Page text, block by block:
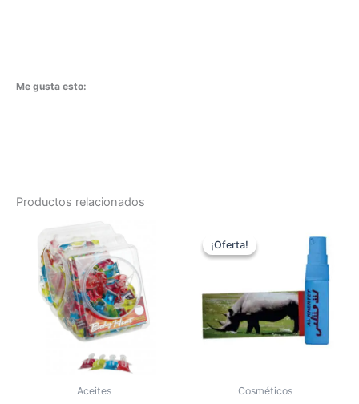
Me gusta esto:
Productos relacionados
Aceites
¡Oferta!
¡Oferta!
Cosméticos